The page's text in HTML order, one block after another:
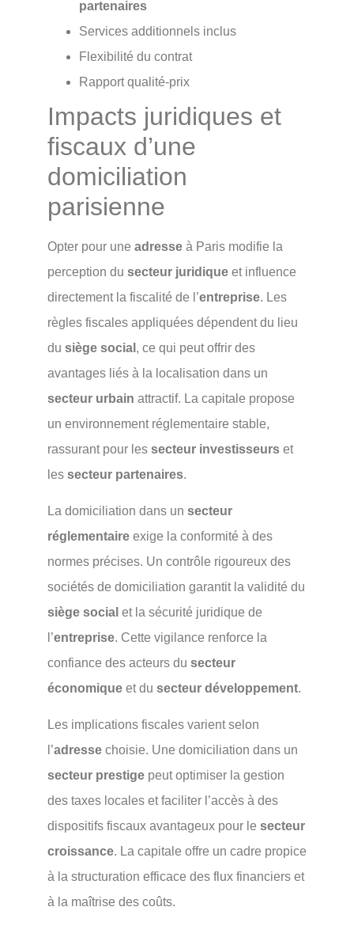
partenaires
Services additionnels inclus
Flexibilité du contrat
Rapport qualité-prix
Impacts juridiques et
fiscaux d’une
domiciliation
parisienne
Opter pour une adresse à Paris modifie la
perception du secteur juridique et influence
directement la fiscalité de l’entreprise. Les
règles fiscales appliquées dépendent du lieu
du siège social , ce qui peut offrir des
avantages liés à la localisation dans un
secteur urbain attractif. La capitale propose
un environnement réglementaire stable,
rassurant pour les secteur investisseurs et
les secteur partenaires.
La domiciliation dans un secteur
réglementaire exige la conformité à des
normes précises. Un contrôle rigoureux des
sociétés de domiciliation garantit la validité du
siège social et la sécurité juridique de
l’entreprise. Cette vigilance renforce la
confiance des acteurs du secteur
économique et du secteur développement.
Les implications fiscales varient selon
l’adresse choisie. Une domiciliation dans un
secteur prestige peut optimiser la gestion
des taxes locales et faciliter l’accès à des
dispositifs fiscaux avantageux pour le secteur
croissance. La capitale offre un cadre propice
à la structuration efficace des flux financiers et
à la maîtrise des coûts.